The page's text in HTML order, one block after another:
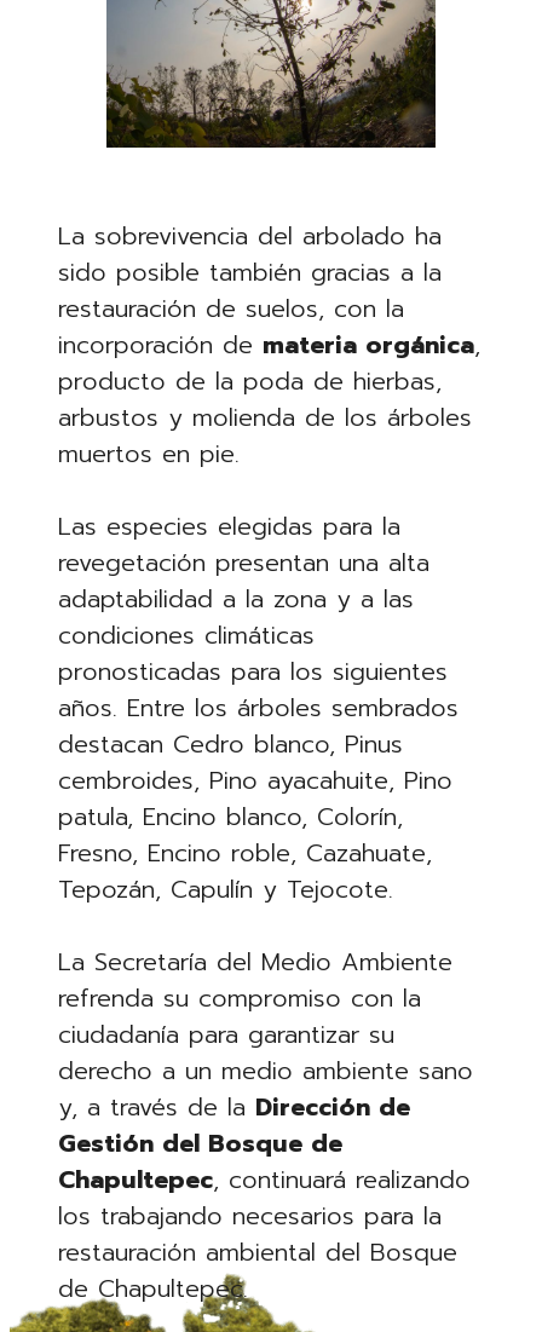
La sobrevivencia del arbolado ha
sido posible también gracias a la
restauración de suelos, con la
incorporación de materia orgánica,
producto de la poda de hierbas,
arbustos y molienda de los árboles
muertos en pie.
Las especies elegidas para la
revegetación presentan una alta
adaptabilidad a la zona y a las
condiciones climáticas
pronosticadas para los siguientes
años. Entre los árboles sembrados
destacan Cedro blanco, Pinus
cembroides, Pino ayacahuite, Pino
patula, Encino blanco, Colorín,
Fresno, Encino roble, Cazahuate,
Tepozán, Capulín y Tejocote.
La Secretaría del Medio Ambiente
refrenda su compromiso con la
ciudadanía para garantizar su
derecho a un medio ambiente sano
y, a través de la Dirección de
Gestión del Bosque de
Chapultepec, continuará realizando
los trabajando necesarios para la
restauración ambiental del Bosque
de Chapultepec.